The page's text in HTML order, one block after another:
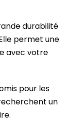
durabilité
permet une
avec votre
pour les
un